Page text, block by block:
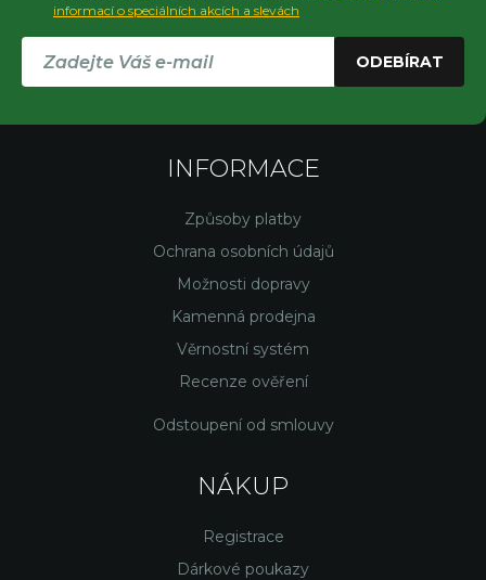
informací o speciálních akcích a slevách
ODEBÍRAT
INFORMACE
Způsoby platby
Ochrana osobních údajů
Možnosti dopravy
Kamenná prodejna
Věrnostní systém
Recenze ověření
Odstoupení od smlouvy
NÁKUP
Registrace
Dárkové poukazy